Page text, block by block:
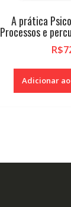
A prática
Processos e
R$
Adicionar